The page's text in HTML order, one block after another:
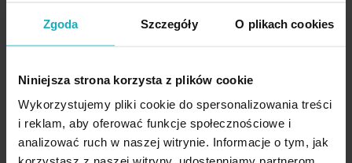
Zgoda Szczegóły O plikach cookies
Niniejsza strona korzysta z plików cookie
Wykorzystujemy pliki cookie do spersonalizowania treści
i reklam, aby oferować funkcje społecznościowe i
analizować ruch w naszej witrynie. Informacje o tym, jak